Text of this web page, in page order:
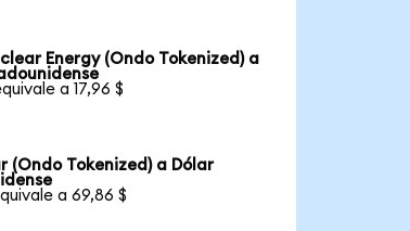
Energy (Ondo Tokenized) a
a 17,96 $
(Ondo Tokenized) a Dólar
a 69,86 $